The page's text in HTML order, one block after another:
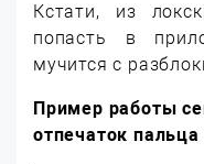
Кстати, из
попасть в
мучится с
Пример работы
отпечаток